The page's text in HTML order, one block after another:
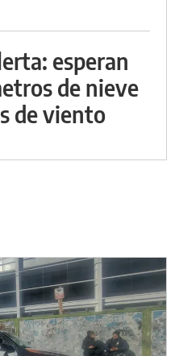
esperan
de nieve
de viento